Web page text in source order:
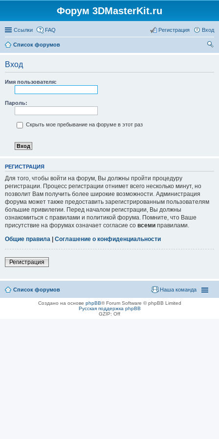
Форум 3DMasterKit.ru
Ссылки FAQ Вход
Регистрация
Список форумов
Вход
Имя пользователя:
Пароль:
Скрыть мое пребывание на форуме в этот раз
РЕГИСТРАЦИЯ
Для того, чтобы войти на форум, Вы должны пройти процедуру
регистрации. Процесс регистрации отнимет всего несколько минут, но
позволит Вам получить более широкие возможности. Администрация
форума может также предоставить зарегистрированным пользователям
большие привилегии. Перед началом регистрации, Вы должны
ознакомиться с правилами и политикой форума. Помните, что Ваше
присутствие на форумах означает согласие со всеми правилами.
Общие правила | Соглашение о конфиденциальности
Регистрация
Список форумов Наша команда
Создано на основе phpBB® Forum Software © phpBB Limited
Русская поддержка phpBB
GZIP: Off